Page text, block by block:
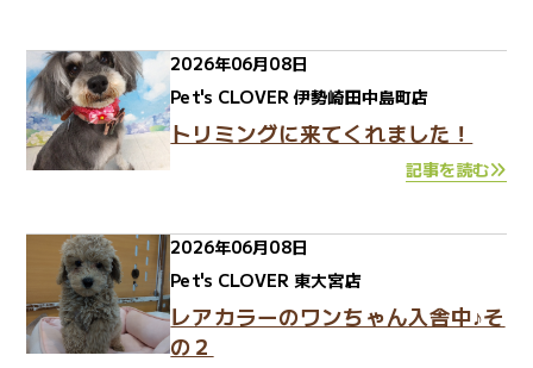
2026年06月08日
Pet's CLOVER 伊勢崎田中島町店
トリミングに来てくれました！
記事を読む
2026年06月08日
Pet's CLOVER 東大宮店
レアカラーのワンちゃん入舎中♪そ
の２